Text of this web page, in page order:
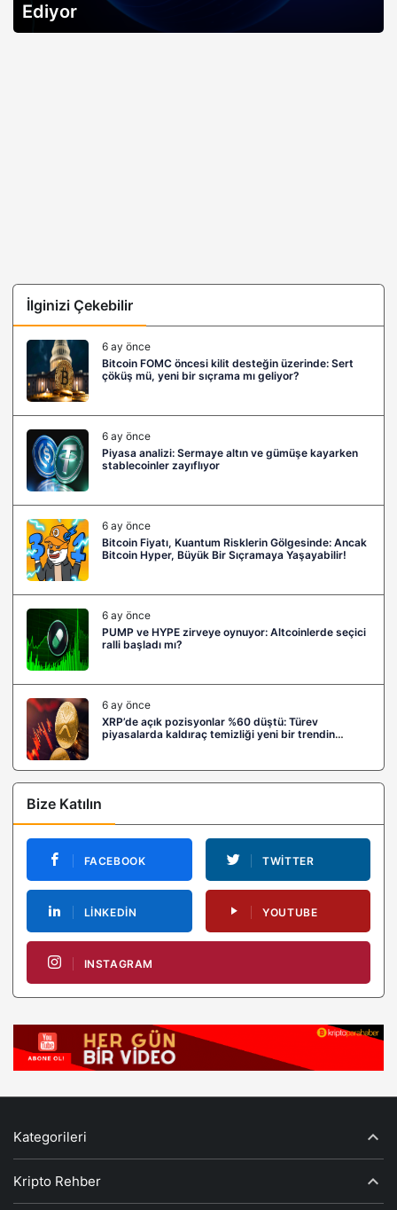
Ediyor
İlginizi Çekebilir
6 ay önce
Bitcoin FOMC öncesi kilit desteğin üzerinde: Sert
çöküş mü, yeni bir sıçrama mı geliyor?
6 ay önce
Piyasa analizi: Sermaye altın ve gümüşe kayarken
stablecoinler zayıflıyor
6 ay önce
Bitcoin Fiyatı, Kuantum Risklerin Gölgesinde: Ancak
Bitcoin Hyper, Büyük Bir Sıçramaya Yaşayabilir!
6 ay önce
PUMP ve HYPE zirveye oynuyor: Altcoinlerde seçici
ralli başladı mı?
6 ay önce
XRP’de açık pozisyonlar %60 düştü: Türev
piyasalarda kaldıraç temizliği yeni bir trendin
Bize Katılın
FACEBOOK TWITTER
LINKEDIN YOUTUBE
INSTAGRAM
Kategorileri
Kripto Rehber